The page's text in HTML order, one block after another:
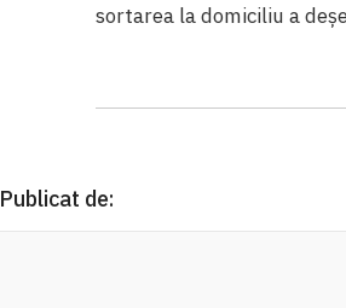
sortarea la domiciliu a
Publicat de: